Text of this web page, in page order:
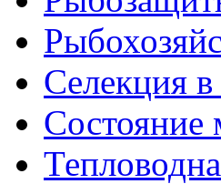
Селекция
Состояние